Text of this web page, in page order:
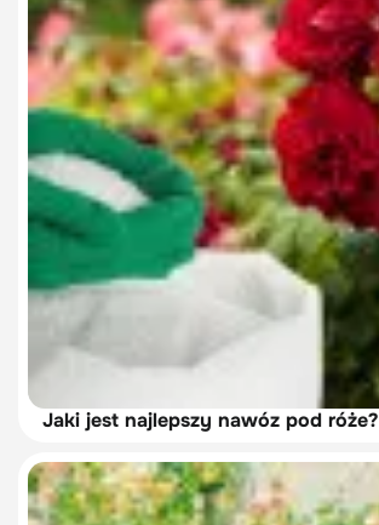
Jaki jest najlepszy nawóz pod róże?